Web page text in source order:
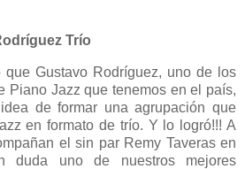
Trío
que Gustavo Rodríguez, uno de los
Piano Jazz que tenemos en el país,
de formar una agrupación que
en formato de trío. Y lo logró!!! A
el sin par Remy Taveras en
duda uno de nuestros mejores